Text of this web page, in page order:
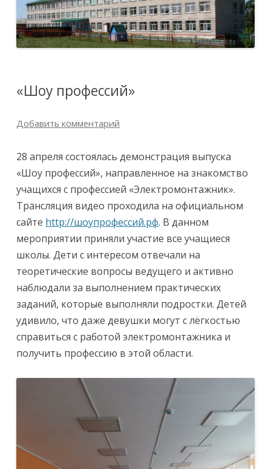
«Шоу профессий»
Добавить комментарий
28 апреля состоялась демонстрация выпуска
«Шоу профессий», направленное на знакомство
учащихся с профессией «Электромонтажник».
Трансляция видео проходила на официальном
сайте http://шоупрофессий.рф. В данном
мероприятии приняли участие все учащиеся
школы. Дети с интересом отвечали на
теоретические вопросы ведущего и активно
наблюдали за выполнением практических
заданий, которые выполняли подростки. Детей
удивило, что даже девушки могут с лёгкостью
справиться с работой электромонтажника и
получить профессию в этой области.